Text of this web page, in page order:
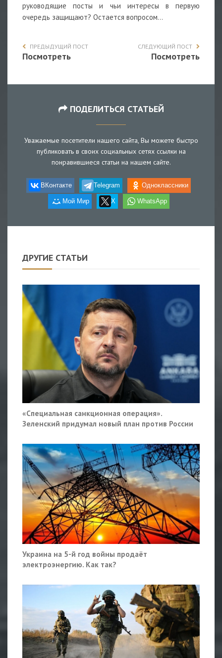
руководящие посты и чьи интересы в первую
очередь защищают? Остается вопросом...
ПРЕДЫДУЩИЙ ПОСТ
Посмотреть
СЛЕДУЮЩИЙ ПОСТ
Посмотреть
ПОДЕЛИТЬСЯ СТАТЬЕЙ
Уважаемые посетители нашего сайта, Вы можете быстро
публиковать в своих социальных сетях ссылки на
понравившиеся статьи на нашем сайте.
ВКонтакте Telegram Одноклассники
Мой Мир X WhatsApp
ДРУГИЕ СТАТЬИ
«Специальная санкционная операция».
Зеленский придумал новый план против России
Украина на 5-й год войны продаёт
электроэнергию. Как так?